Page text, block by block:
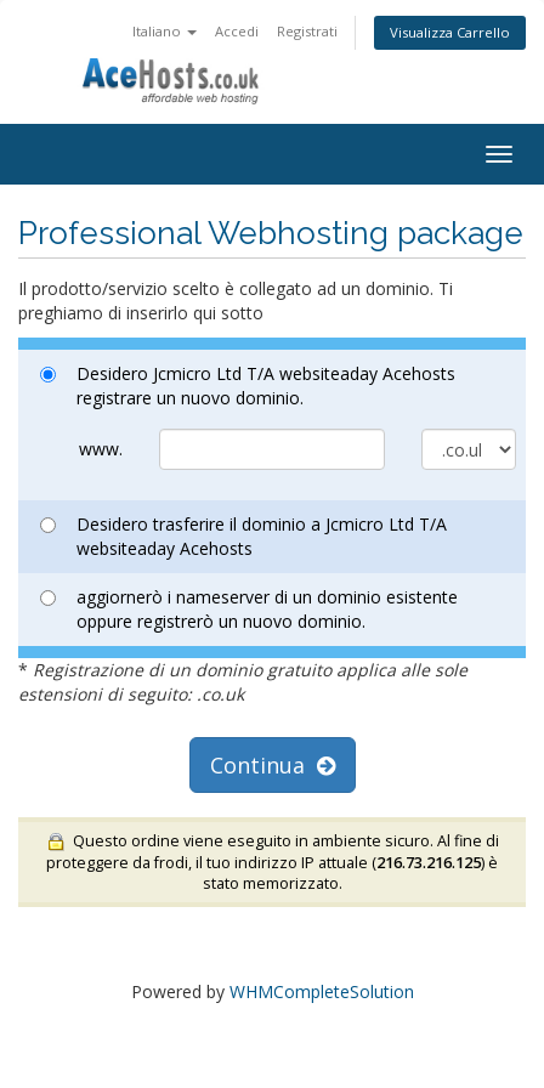
Italiano Accedi Registrati Visualizza Carrello
Professional Webhosting package
Il prodotto/servizio scelto è collegato ad un dominio. Ti
preghiamo di inserirlo qui sotto
Desidero Jcmicro Ltd T/A websiteaday Acehosts
registrare un nuovo dominio.
www.
Desidero trasferire il dominio a Jcmicro Ltd T/A
websiteaday Acehosts
aggiornerò i nameserver di un dominio esistente
oppure registrerò un nuovo dominio.
* Registrazione di un dominio gratuito applica alle sole
estensioni di seguito: .co.uk
Continua
Questo ordine viene eseguito in ambiente sicuro. Al fine di
proteggere da frodi, il tuo indirizzo IP attuale (216.73.216.125) è
stato memorizzato.
Powered by WHMCompleteSolution